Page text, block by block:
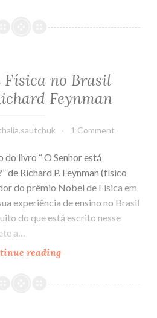
Física no Brasil
Feynman
1 Comment
livro “ O Senhor está
de Richard P. Feynman (físico
do prêmio Nobel de Física em
experiência de ensino no Brasil
do que está escrito nesse
a…
reading
Física